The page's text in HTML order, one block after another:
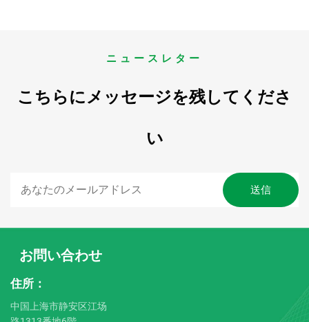
ニュースレター
こちらにメッセージを残してくださ
い
お問い合わせ
住所：
中国上海市静安区江场